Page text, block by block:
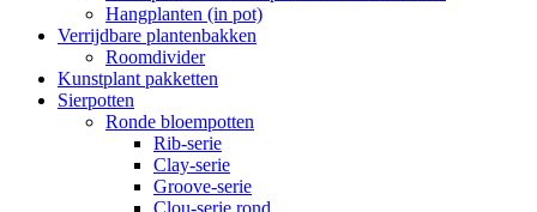
Hangplanten (in pot)
Verrijdbare plantenbakken
Roomdivider
Kunstplant pakketten
Sierpotten
Ronde bloempotten
Rib-serie
Clay-serie
Groove-serie
Clou-serie rond